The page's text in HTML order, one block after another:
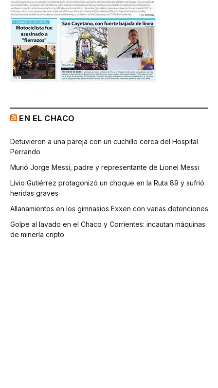
EN EL CHACO
Detuvieron a una pareja con un cuchillo cerca del Hospital
Perrando
Murió Jorge Messi, padre y representante de Lionel Messi
Livio Gutiérrez protagonizó un choque en la Ruta 89 y sufrió
heridas graves
Allanamientos en los gimnasios Exxen con varias detenciones
Golpe al lavado en el Chaco y Corrientes: incautan máquinas
de minería cripto